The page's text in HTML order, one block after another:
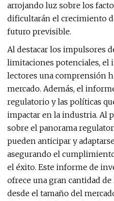
arrojando luz sobre los
dificultarán el crecimiento
futuro previsible.
Al destacar los impulsores
limitaciones potenciales, el
lectores una comprensión
mercado. Además, el
regulatorio y las políticas
impactar en la industria. Al
sobre el panorama
pueden anticipar y
asegurando el
el éxito. Este informe de
ofrece una gran cantidad
desde el tamaño del